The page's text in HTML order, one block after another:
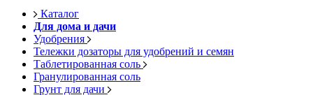
Каталог
Для дома и дачи
Удобрения
Тележки дозаторы для удобрений и семян
Таблетированная соль
Гранулированная соль
Грунт для дачи